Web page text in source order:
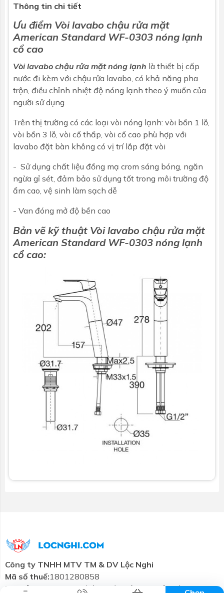
tiết
kiệm
Thương hiệu Liên hệ
Thông tin chi tiết
Ưu điểm Vòi lavabo chậu rửa mặt
American Standard WF-0303 nóng lạnh
cổ cao
Vòi lavabo chậu rửa mặt nóng lạnh là thiết bị cấp
nước đi kèm với chậu rửa lavabo , có khả năng pha
trộn, điều chỉnh nhiệt độ nóng lạnh theo ý muốn của
người sử dụng.
Trên thị trường có các loại vòi nóng lạnh: vòi bồn 1 lỗ,
vòi bồn 3 lỗ, vòi cổ thấp, vòi cổ cao phù hợp với
lavabo đặt bàn không có vị trí lắp đặt vòi
- Sử dụng chất liệu đồng mạ crom sáng bóng, ngăn
ngừa gỉ sét, đảm bảo sử dụng tốt trong môi trường độ
ẩm cao, vệ sinh làm sạch dễ
- Van đóng mở độ bền cao
Bản vẽ kỹ thuật Vòi lavabo chậu rửa mặt
American Standard WF-0303 nóng lạnh
cổ cao:
Công ty TNHH MTV TM & DV Lộc Nghi
Mã số thuế:1801280858
Trụ sở chính:
57-59 đường 3/2, Tân An, Cần Thơ